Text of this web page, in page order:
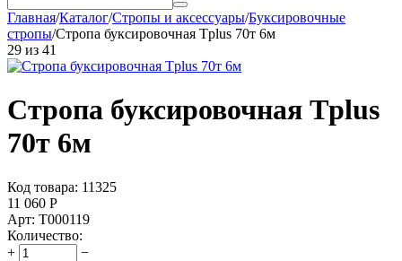
Главная/Каталог/Стропы и аксессуары/Буксировочные
стропы/Стропа буксировочная Tplus 70т 6м
29 из 41
Стропа буксировочная Tplus
70т 6м
Код товара: 11325
11 060 Р
Арт: T000119
Количество:
+
−